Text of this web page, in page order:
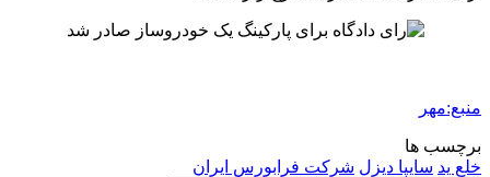
منبع:مهر
برچسب ها
خلع ید سایپا دیزل شرکت فرابورس ایران